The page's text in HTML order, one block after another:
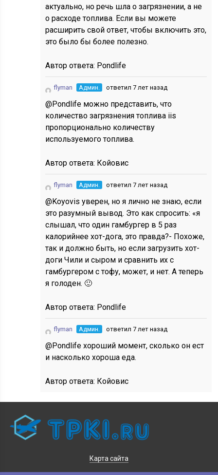
актуально, но речь шла о загрязнении, а не
о расходе топлива. Если вы можете
расширить свой ответ, чтобы включить это,
это было бы более полезно.
Автор ответа: Pondlife
flyman Админ. ответил 7 лет назад
@Pondlife можно представить, что
количество загрязнения топлива iis
пропорционально количеству
используемого топлива.
Автор ответа: Койовис
flyman Админ. ответил 7 лет назад
@Koyovis уверен, но я лично не знаю, если
это разумный вывод. Это как спросить: «я
слышал, что один гамбургер в 5 раз
калорийнее хот-дога, это правда?- Похоже,
так и должно быть, но если загрузить хот-
доги Чили и сыром и сравнить их с
гамбургером с тофу, может, и нет. А теперь
я голоден. 🙂
Автор ответа: Pondlife
flyman Админ. ответил 7 лет назад
@Pondlife хороший момент, сколько он ест
и насколько хороша еда.
Автор ответа: Койовис
Карта сайта